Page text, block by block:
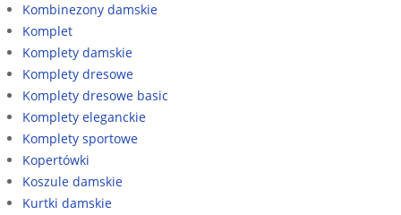
Kombinezony damskie
Komplet
Komplety damskie
Komplety dresowe
Komplety dresowe basic
Komplety eleganckie
Komplety sportowe
Kopertówki
Koszule damskie
Kurtki damskie